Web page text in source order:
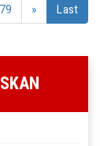
» Last